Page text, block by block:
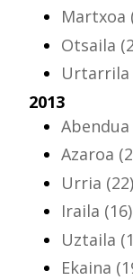
Martxoa
Otsaila
Urtarrila
2013
Abendua
Azaroa
Urria (22)
Iraila (16)
Uztaila
Ekaina